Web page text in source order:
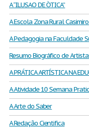
A “ILUSAO DE ÒTICA”
A Escola Zona Rural
A Pedagogia na Faculdade
Resumo Biográfico de
A PRÁTICA ARTÍSTICA NA
A Atividade 10 Semana
A Arte do Saber
A Redação Cientifica